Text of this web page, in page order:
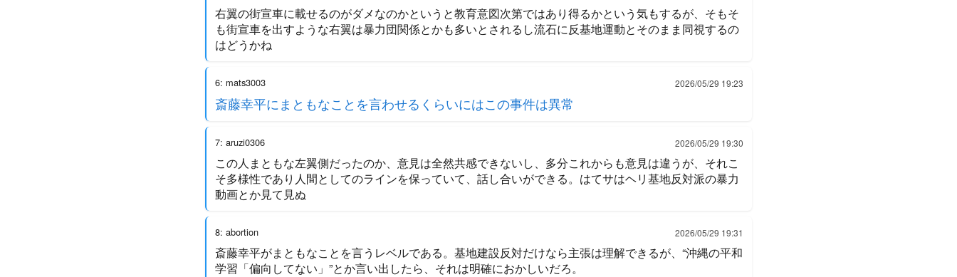
右翼の街宣車に載せるのがダメなのかというと教育意図次第ではあり得るかという気もするが、そもそ
も街宣車を出すような右翼は暴力団関係とかも多いとされるし流石に反基地運動とそのまま同視するの
はどうかね
6: mats3003 2026/05/29 19:23
斎藤幸平にまともなことを言わせるくらいにはこの事件は異常
7: aruzi0306 2026/05/29 19:30
この人まともな左翼側だったのか、意見は全然共感できないし、多分これからも意見は違うが、それこ
そ多様性であり人間としてのラインを保っていて、話し合いができる。はてサはヘリ基地反対派の暴力
動画とか見て見ぬ
8: abortion 2026/05/29 19:31
斎藤幸平がまともなことを言うレベルである。基地建設反対だけなら主張は理解できるが、“沖縄の平和
学習「偏向してない」”とか言い出したら、それは明確におかしいだろ。